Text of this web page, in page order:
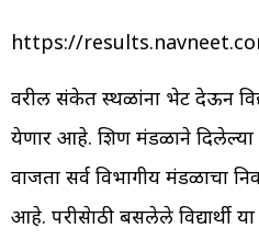
https://
वरील संकेत स्थळांना भेट देऊन
येणार आहे. शिक्षण मंडळाने दिलेल्या
वाजता सर्व विभागीय मंडळाचा
आहे. परीक्षेसाठी बसलेले